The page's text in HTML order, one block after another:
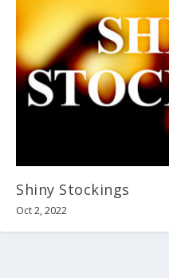
Shiny Stockings
Oct 2, 2022